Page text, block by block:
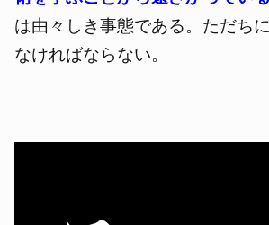
は由々しき事態である。ただち
なければならない。